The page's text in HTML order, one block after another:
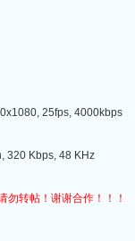
25fps, 4000kbps
320 Kbps, 48 KHz
勿转帖！谢谢合作！！！